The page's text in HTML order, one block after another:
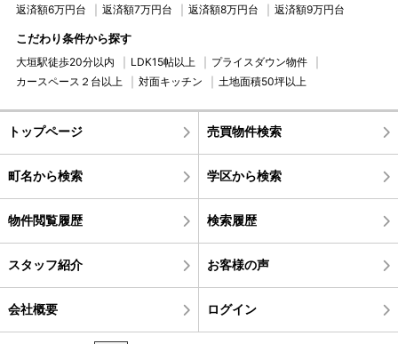
返済額6万円台 返済額7万円台 返済額8万円台 返済額9万円台
こだわり条件から探す
大垣駅徒歩20分以内 LDK15帖以上
プライスダウン物件
カースペース２台以上
対面キッチン 土地面積50坪以上
トップページ 売買物件検索
町名から検索 学区から検索
物件閲覧履歴 検索履歴
スタッフ紹介 お客様の声
会社概要 ログイン